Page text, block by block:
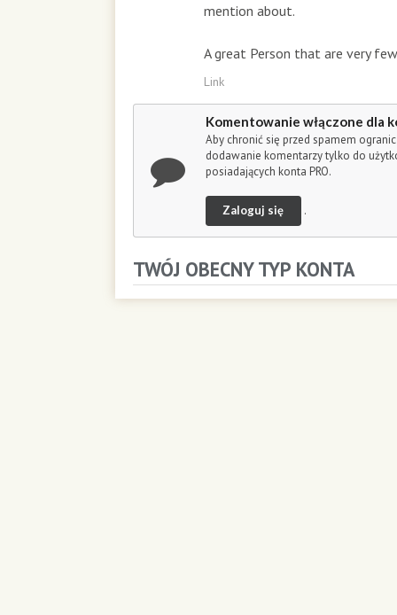
mention about.
A great Person that are very
Link
Komentowanie włączone dla
Aby chronić się przed spamem
dodawanie komentarzy tylko do
posiadających konta PRO.
Zaloguj się .
TWÓJ OBECNY TYP KONTA